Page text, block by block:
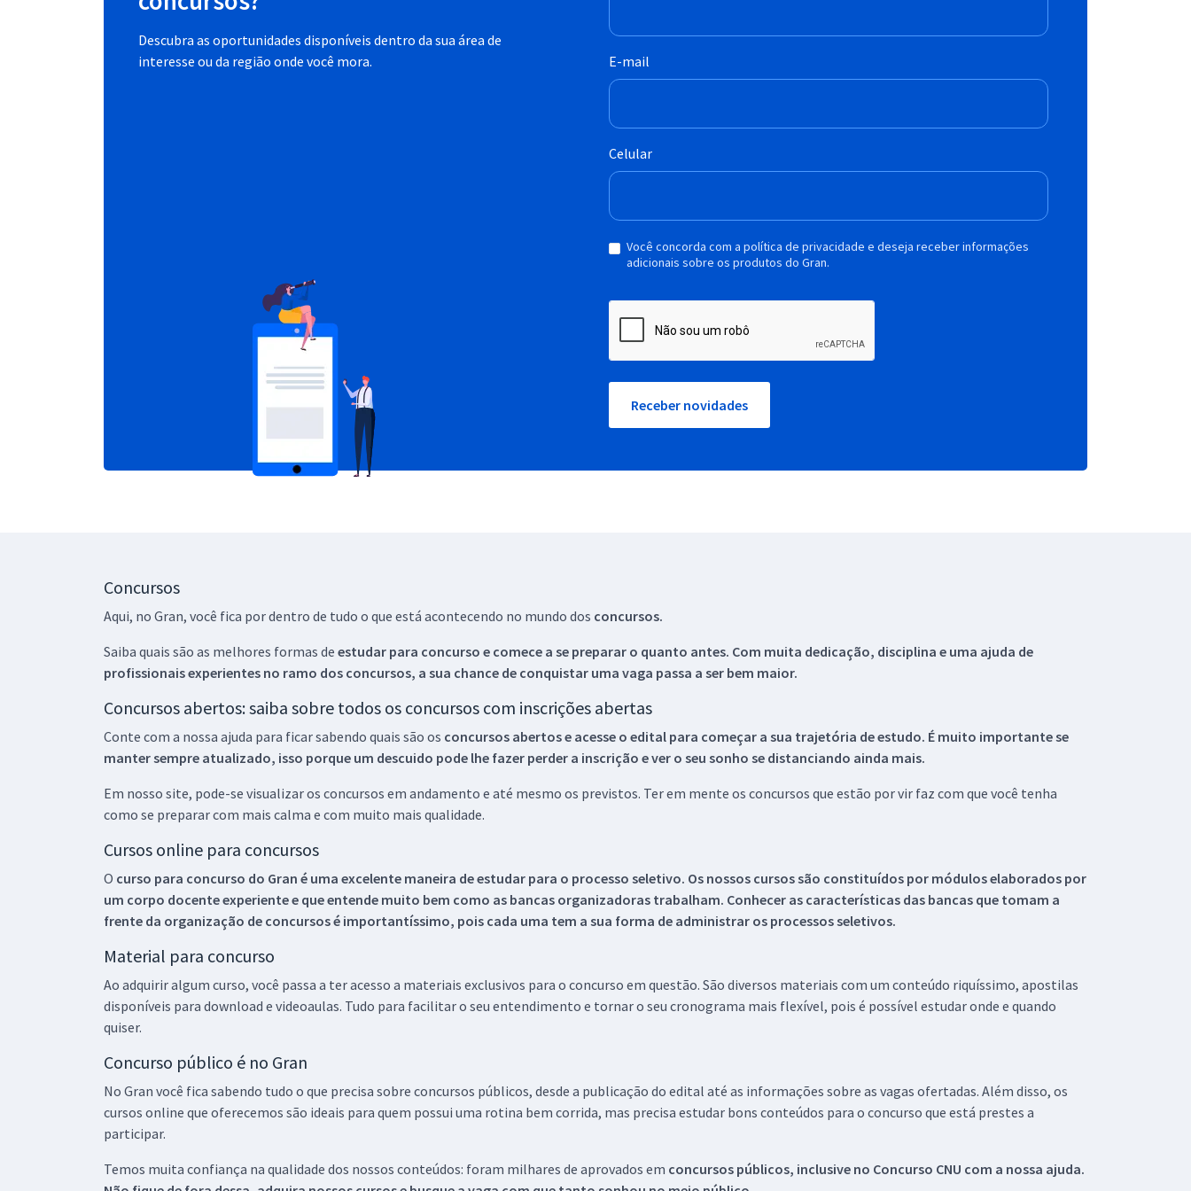
Descubra as oportunidades disponíveis dentro da sua área de
interesse ou da região onde você mora.
E-mail
Celular
Você concorda com a política de privacidade e deseja receber informações
adicionais sobre os produtos do Gran.
Receber novidades
Concursos
Aqui, no Gran, você fica por dentro de tudo o que está acontecendo no mundo dos concursos.
Saiba quais são as melhores formas de estudar para concurso e comece a se preparar o quanto antes. Com muita dedicação, disciplina e uma ajuda de
profissionais experientes no ramo dos concursos, a sua chance de conquistar uma vaga passa a ser bem maior.
Concursos abertos: saiba sobre todos os concursos com inscrições abertas
Conte com a nossa ajuda para ficar sabendo quais são os concursos abertos e acesse o edital para começar a sua trajetória de estudo. É muito importante se
manter sempre atualizado, isso porque um descuido pode lhe fazer perder a inscrição e ver o seu sonho se distanciando ainda mais.
Em nosso site, pode-se visualizar os concursos em andamento e até mesmo os previstos. Ter em mente os concursos que estão por vir faz com que você tenha
como se preparar com mais calma e com muito mais qualidade.
Cursos online para concursos
O curso para concurso do Gran é uma excelente maneira de estudar para o processo seletivo. Os nossos cursos são constituídos por módulos elaborados por
um corpo docente experiente e que entende muito bem como as bancas organizadoras trabalham. Conhecer as características das bancas que tomam a
frente da organização de concursos é importantíssimo, pois cada uma tem a sua forma de administrar os processos seletivos.
Material para concurso
Ao adquirir algum curso, você passa a ter acesso a materiais exclusivos para o concurso em questão. São diversos materiais com um conteúdo riquíssimo, apostilas
disponíveis para download e videoaulas. Tudo para facilitar o seu entendimento e tornar o seu cronograma mais flexível, pois é possível estudar onde e quando
quiser.
Concurso público é no Gran
No Gran você fica sabendo tudo o que precisa sobre concursos públicos, desde a publicação do edital até as informações sobre as vagas ofertadas. Além disso, os
cursos online que oferecemos são ideais para quem possui uma rotina bem corrida, mas precisa estudar bons conteúdos para o concurso que está prestes a
participar.
Temos muita confiança na qualidade dos nossos conteúdos: foram milhares de aprovados em concursos públicos, inclusive no Concurso CNU com a nossa ajuda.